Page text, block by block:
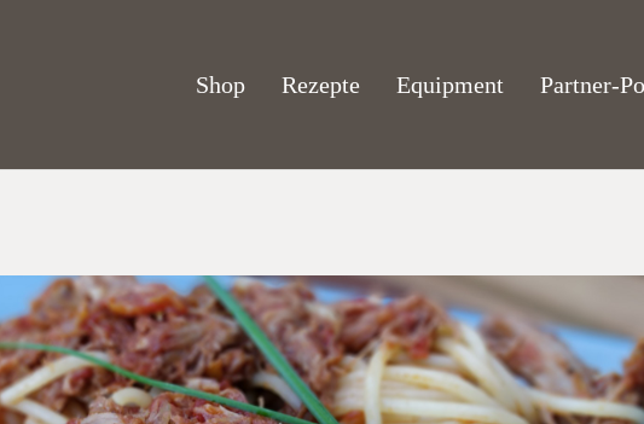
Shop Rezepte Equipment Partner-